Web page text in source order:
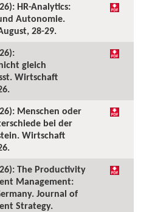
HR-Analytics:
Autonomie.
28-29.
gleich
Wirtschaft
Menschen oder
bei der
Wirtschaft
The Productivity
Management:
Journal of
Strategy.